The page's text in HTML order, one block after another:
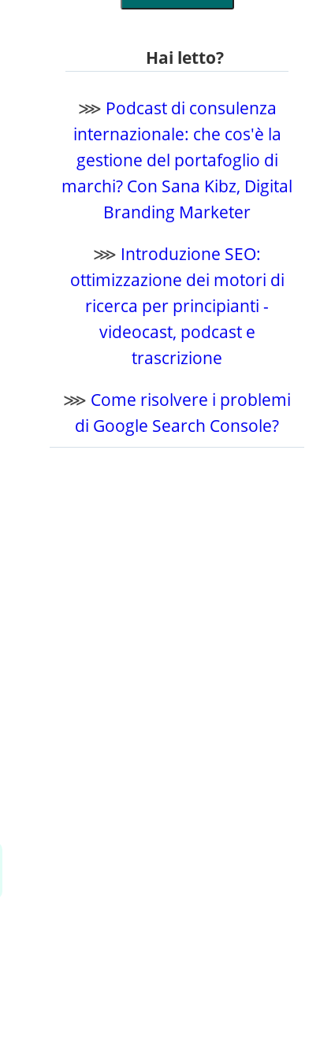
Hai letto?
⋙ Podcast di consulenza
internazionale: che cos'è la
gestione del portafoglio di
marchi? Con Sana Kibz, Digital
Branding Marketer
⋙ Introduzione SEO:
ottimizzazione dei motori di
ricerca per principianti -
videocast, podcast e
trascrizione
⋙ Come risolvere i problemi
di Google Search Console?